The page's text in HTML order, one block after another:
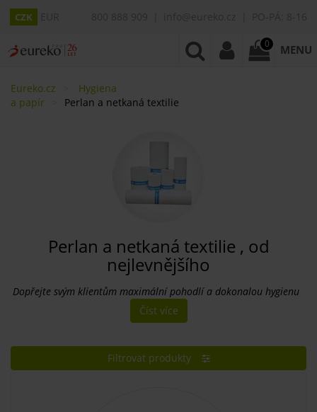
CZK
0 MENU
Eureko.cz
Hygiena
a papír
Perlan a netkaná textilie
Perlan a netkaná textilie , od
nejlevnějšího
Dopřejte svým klientům maximální pohodlí a dokonalou hygienu
Číst více
Filtrovat produkty